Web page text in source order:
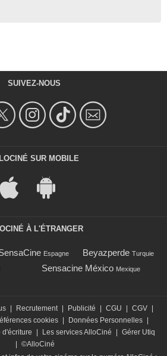
SUIVEZ-NOUS
SUR MOBILE
À L'ÉTRANGER
Espagne Beyazperde Turquie
Sensacine México Mexique
| Recrutement | Publicité | CGU | CGV |
cookies | Données Personnelles |
d'écriture | Les services AlloCiné | Gérer Utiq
| ©AlloCiné